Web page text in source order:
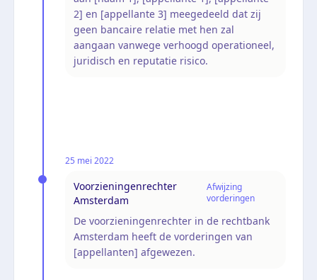
2] en [appellante 3] meegedeeld dat zij
geen bancaire relatie met hen zal
aangaan vanwege verhoogd operationeel,
juridisch en reputatie risico.
25 mei 2022
Voorzieningenrechter
Amsterdam
Afwijzing
vorderingen
De voorzieningenrechter in de rechtbank
Amsterdam heeft de vorderingen van
[appellanten] afgewezen.